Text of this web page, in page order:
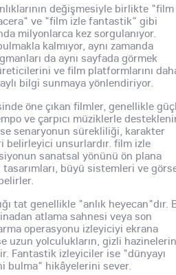
değişmesiyle birlikte "film
ve "film izle fantastik" gibi
milyonlarca kez sorgulanıyor.
kalmıyor, aynı zamanda
da aynı sayfada görmek
ve film platformlarını
bilgi sunmaya yönlendiriyor.
öne çıkan filmler, genellikle
ve çarpıcı müziklerle
senaryonun sürekliliği, karakter
belirleyici unsurlardır. film izle
sanatsal yönünü ön plana
tasarımları, büyü sistemleri ve
tat genellikle "anlık heyecan"dır.
atlama sahnesi veya son
operasyonu izleyiciyi ekrana
uzun yolculukların, gizli hazinelerin
Fantastik izleyiciler ise "dünyayı
bulma" hikâyelerini sever.